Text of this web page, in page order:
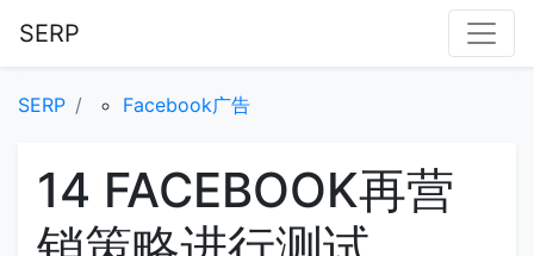
SERP
SERP Facebook广告
14 FACEBOOK再营